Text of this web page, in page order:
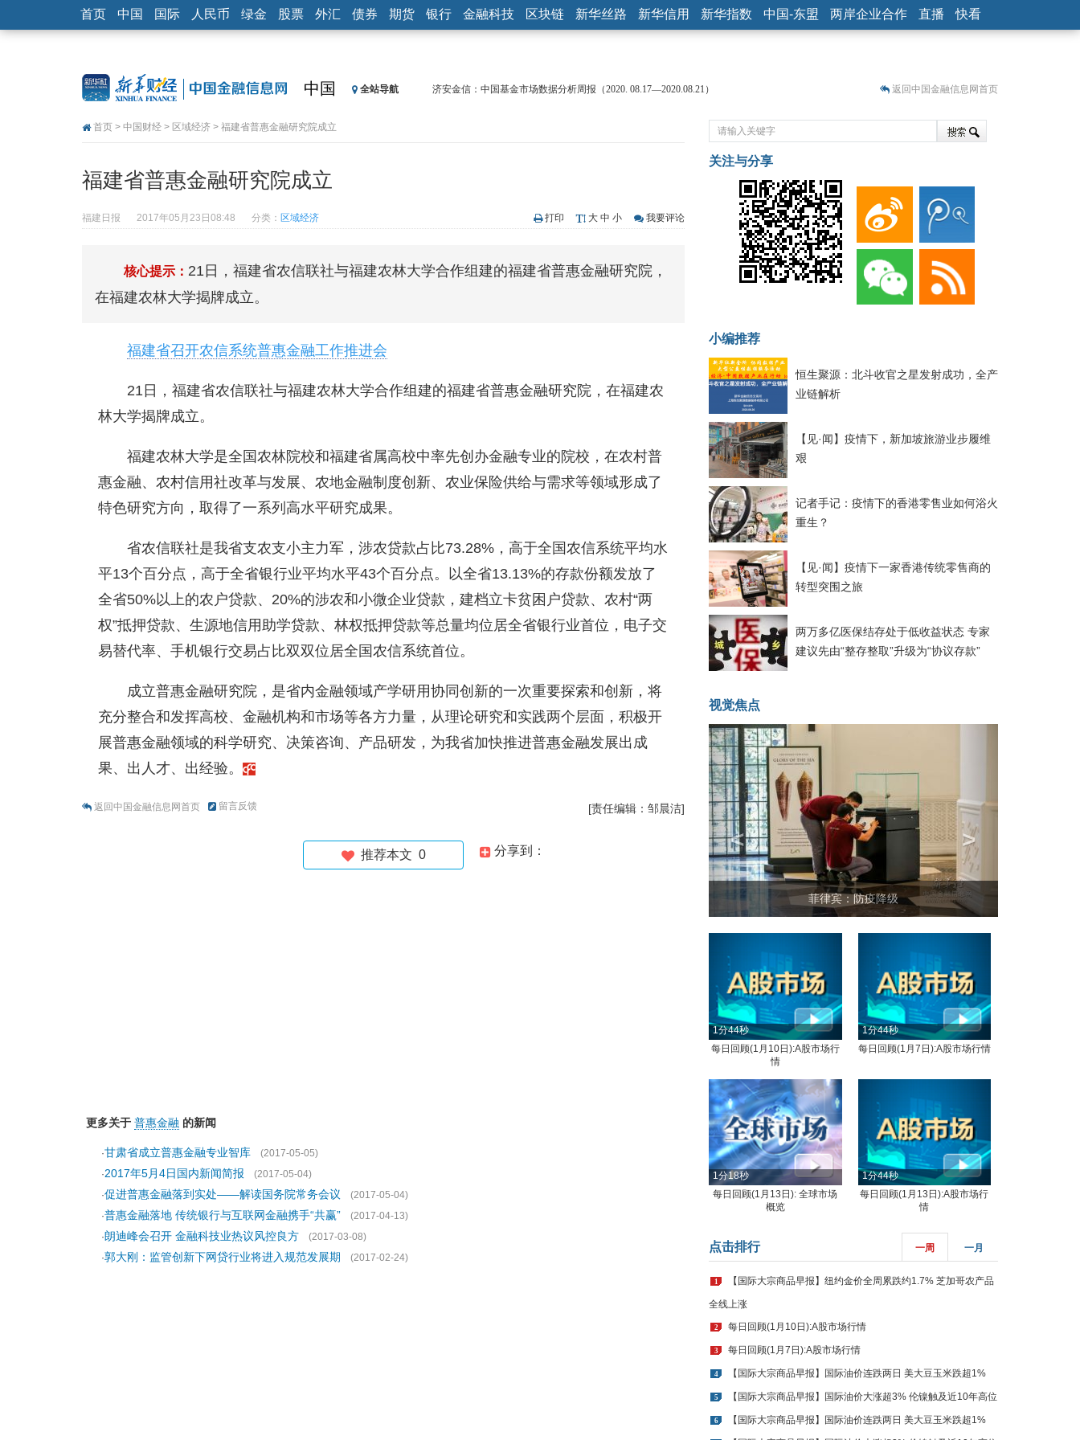
首页 中国 国际 人民币 绿金 股票 外汇 债券 期货 银行 金融科技 区块链 新华丝路 新华信用 新华指数 中国-东盟 两岸企业合作 直播 快看
中国 全站导航
济安金信：中国基金市场数据分析周报（2020. 08.17—2020.08.21）
央行公开市场净投放300亿元 短端资金利率明显下行
恒生聚源：北斗收官之星发射成功，全产业链解析
返回中国金融信息网首页
首页 > 中国财经 > 区域经济 > 福建省普惠金融研究院成立
福建省普惠金融研究院成立
福建日报 2017年05月23日08:48 分类： 区域经济 打印 大 中 小 我要评论
核心提示： 21日，福建省农信联社与福建农林大学合作组建的福建省普惠金融研究院，
在福建农林大学揭牌成立。
福建省召开农信系统普惠金融工作推进会
21日，福建省农信联社与福建农林大学合作组建的福建省普惠金融研究院，在福建农
林大学揭牌成立。
福建农林大学是全国农林院校和福建省属高校中率先创办金融专业的院校，在农村普
惠金融、农村信用社改革与发展、农地金融制度创新、农业保险供给与需求等领域形成了
特色研究方向，取得了一系列高水平研究成果。
省农信联社是我省支农支小主力军，涉农贷款占比73.28%，高于全国农信系统平均水
平13个百分点，高于全省银行业平均水平43个百分点。以全省13.13%的存款份额发放了
全省50%以上的农户贷款、20%的涉农和小微企业贷款，建档立卡贫困户贷款、农村“两
权”抵押贷款、生源地信用助学贷款、林权抵押贷款等总量均位居全省银行业首位，电子交
易替代率、手机银行交易占比双双位居全国农信系统首位。
成立普惠金融研究院，是省内金融领域产学研用协同创新的一次重要探索和创新，将
充分整合和发挥高校、金融机构和市场等各方力量，从理论研究和实践两个层面，积极开
展普惠金融领域的科学研究、决策咨询、产品研发，为我省加快推进普惠金融发展出成
果、出人才、出经验。
返回中国金融信息网首页 留言反馈 [责任编辑：邹晨洁]
分享到：
推荐本文 0
更多关于 普惠金融 的新闻
·甘肃省成立普惠金融专业智库
(2017-05-05)
·2017年5月4日国内新闻简报
(2017-05-04)
·促进普惠金融落到实处——解读国务院常务会议
(2017-05-04)
·普惠金融落地 传统银行与互联网金融携手“共赢”
(2017-04-13)
·朗迪峰会召开 金融科技业热议风控良方
(2017-03-08)
·郭大刚：监管创新下网贷行业将进入规范发展期 (2017-02-24)
关注与分享
小编推荐
恒生聚源：北斗收官之星发射成功，全产
业链解析
【见·闻】疫情下，新加坡旅游业步履维
艰
记者手记：疫情下的香港零售业如何浴火
重生？
【见·闻】疫情下一家香港传统零售商的
转型突围之旅
两万多亿医保结存处于低收益状态 专家
建议先由“整存整取”升级为“协议存款”
视觉焦点
菲律宾：防疫降级
< >
1分44秒
每日回顾(1月10日):A股市场行
情
1分44秒
每日回顾(1月7日):A股市场行情
1分18秒
每日回顾(1月13日): 全球市场
概览
1分44秒
每日回顾(1月13日):A股市场行
情
点击排行 一周 一月
1 【国际大宗商品早报】纽约金价全周累跌约1.7% 芝加哥农产品
全线上涨
2 每日回顾(1月10日):A股市场行情
3 每日回顾(1月7日):A股市场行情
4 【国际大宗商品早报】国际油价连跌两日 美大豆玉米跌超1%
5 【国际大宗商品早报】国际油价大涨超3% 伦镍触及近10年高位
6 【国际大宗商品早报】国际油价连跌两日 美大豆玉米跌超1%